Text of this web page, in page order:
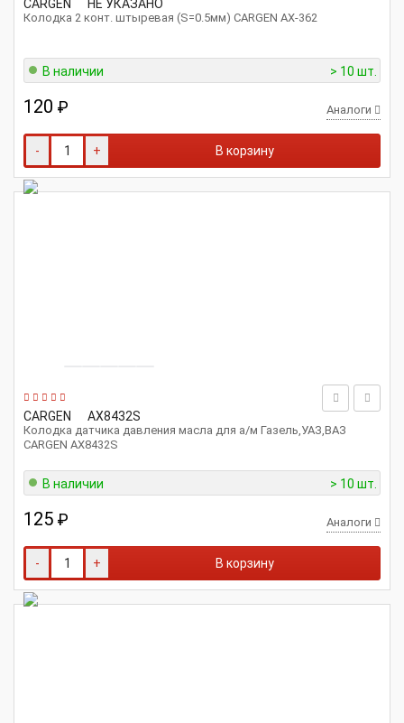
CARGEN НЕ УКАЗАНО
Колодка 2 конт. штыревая (S=0.5мм) CARGEN AX-362
В наличии > 10 шт.
120 ₽ Аналоги
- + В корзину
CARGEN AX8432S
Колодка датчика давления масла для а/м Газель,УАЗ,ВАЗ
CARGEN AX8432S
В наличии > 10 шт.
125 ₽ Аналоги
- + В корзину